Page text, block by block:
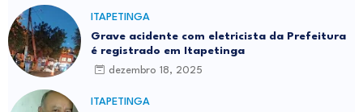
ITAPETINGA
Grave acidente com eletricista da Prefeitura
é registrado em Itapetinga
dezembro 18, 2025
ITAPETINGA